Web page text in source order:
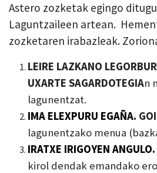
Astero zozketak egingo
Laguntzaileen artean.
zozketaren irabazleak.
LEIRE LAZKANO
UXARTE SAGARDOTEGIAn
lagunentzat.
IMA ELEXPURU EGAÑA.
lagunentzako menua
IRATXE IRIGOYEN ANGULO.
kirol dendak emandako